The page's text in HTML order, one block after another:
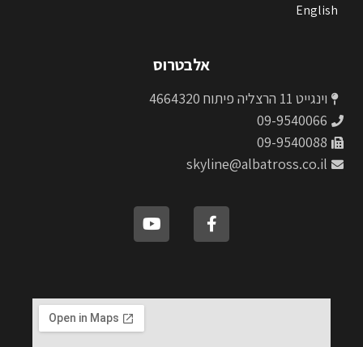
English
אלבטרוס
וינגייט 11 הרצליה פיתוח 4664320
09-9540066
09-9540088
skyline@albatross.co.il